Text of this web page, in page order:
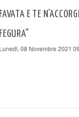
FAVATA E TE
FEGURA"
Lunedì, 08 Novembre 2021